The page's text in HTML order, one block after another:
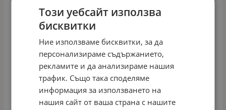
Kikka boo
Leader
Този уебсайт използва
бисквитки
Ние използваме бисквитки, за да
персонализираме съдържанието,
рекламите и да анализираме нашия
трафик. Също така споделяме
информация за използването на
нашия сайт от ваша страна с нашите